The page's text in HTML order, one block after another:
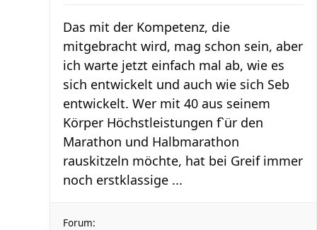
Das mit der Kompetenz, die
mitgebracht wird, mag schon sein, aber
ich warte jetzt einfach mal ab, wie es
sich entwickelt und auch wie sich Seb
entwickelt. Wer mit 40 aus seinem
Körper Höchstleistungen f`ür den
Marathon und Halbmarathon
rauskitzeln möchte, hat bei Greif immer
noch erstklassige ...
Forum: